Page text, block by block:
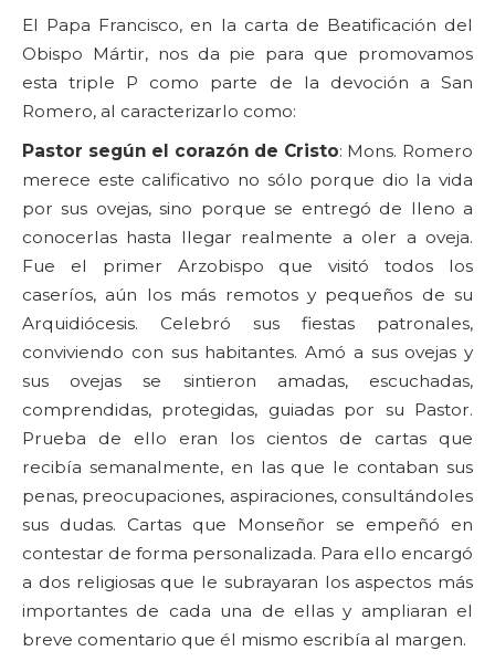
El Papa Francisco, en la carta de Beatificación del
Obispo Mártir, nos da pie para que promovamos
esta triple P como parte de la devoción a San
Romero, al caracterizarlo como:
Pastor según el corazón de Cristo: Mons. Romero
merece este calificativo no sólo porque dio la vida
por sus ovejas, sino porque se entregó de lleno a
conocerlas hasta llegar realmente a oler a oveja.
Fue el primer Arzobispo que visitó todos los
caseríos, aún los más remotos y pequeños de su
Arquidiócesis. Celebró sus fiestas patronales,
conviviendo con sus habitantes. Amó a sus ovejas y
sus ovejas se sintieron amadas, escuchadas,
comprendidas, protegidas, guiadas por su Pastor.
Prueba de ello eran los cientos de cartas que
recibía semanalmente, en las que le contaban sus
penas, preocupaciones, aspiraciones, consultándoles
sus dudas. Cartas que Monseñor se empeñó en
contestar de forma personalizada. Para ello encargó
a dos religiosas que le subrayaran los aspectos más
importantes de cada una de ellas y ampliaran el
breve comentario que él mismo escribía al margen.